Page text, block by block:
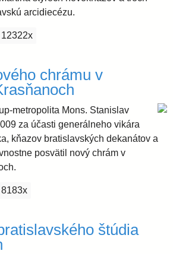
arcidiecézu.
a diakonská vysviacka v Katedrále sv.
chrámu v
metropolita Mons. Stanislav
za účasti generálneho vikára
kňazov bratislavských dekanátov a
posvätil nový chrám v
nového chrámu v Bratislave -
štúdia